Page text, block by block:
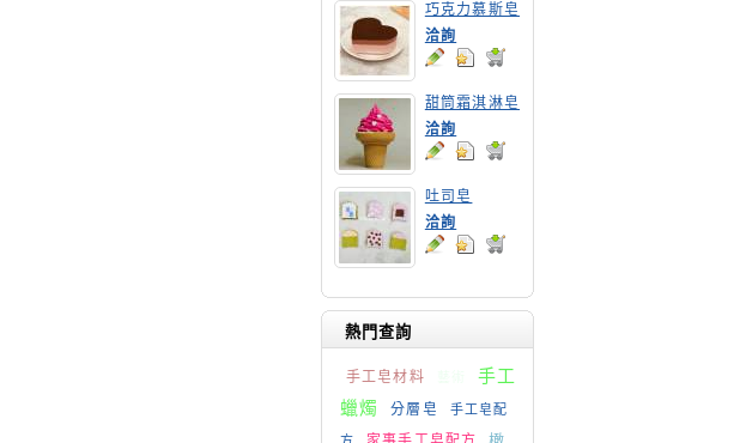
巧克力慕斯皂
洽詢
甜筒霜淇淋皂
洽詢
吐司皂
洽詢
熱門查詢
手工皂材料
手工
蠟燭
分層皂 手工皂配